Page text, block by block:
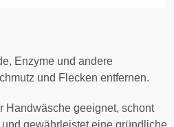
Enzyme und andere
und Flecken entfernen.
Handwäsche geeignet, schont
gewährleistet eine gründliche